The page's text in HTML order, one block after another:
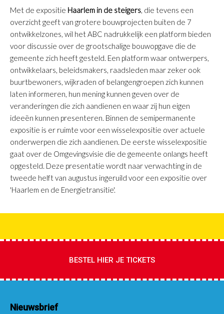
Met de expositie Haarlem in de steigers, die tevens een
overzicht geeft van grotere bouwprojecten buiten de 7
ontwikkelzones, wil het ABC nadrukkelijk een platform bieden
voor discussie over de grootschalige bouwopgave die de
gemeente zich heeft gesteld. Een platform waar ontwerpers,
ontwikkelaars, beleidsmakers, raadsleden maar zeker ook
buurtbewoners, wijkraden of belangengroepen zich kunnen
laten informeren, hun mening kunnen geven over de
veranderingen die zich aandienen en waar zij hun eigen
ideeën kunnen presenteren. Binnen de semipermanente
expositie is er ruimte voor een wisselexpositie over actuele
onderwerpen die zich aandienen. De eerste wisselexpositie
gaat over de Omgevingsvisie die de gemeente onlangs heeft
opgesteld. Deze presentatie wordt naar verwachting in de
tweede helft van augustus ingeruild voor een expositie over
'Haarlem en de Energietransitie'.
BESTEL HIER JE TICKETS
Nieuwsbrief